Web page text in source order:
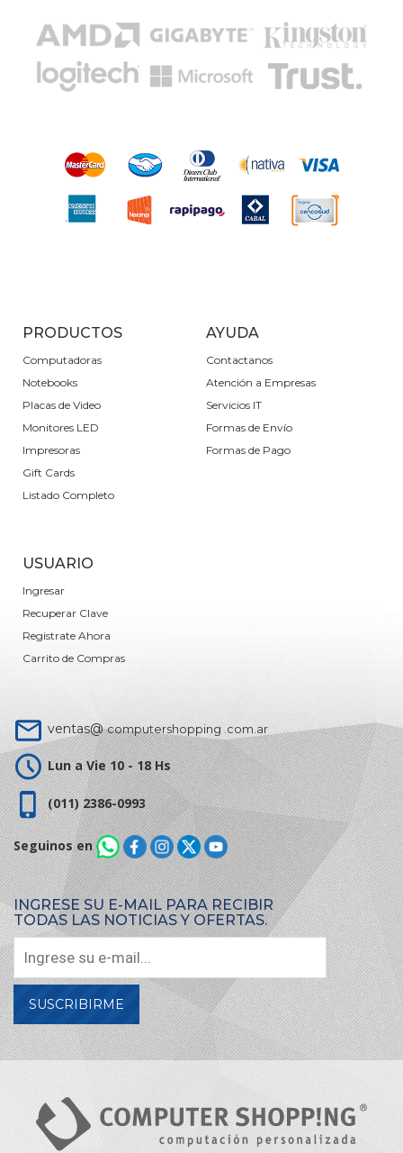
PRODUCTOS
Computadoras
Notebooks
Placas de Video
Monitores LED
Impresoras
Gift Cards
Listado Completo
AYUDA
Contactanos
Atención a Empresas
Servicios IT
Formas de Envío
Formas de Pago
USUARIO
Ingresar
Recuperar Clave
Registrate Ahora
Carrito de Compras
ventas@computershopping .com.ar
Lun a Vie 10 - 18 Hs
(011) 2386-0993
Seguinos en
INGRESE SU E-MAIL PARA RECIBIR
TODAS LAS NOTICIAS Y OFERTAS.
SUSCRIBIRME